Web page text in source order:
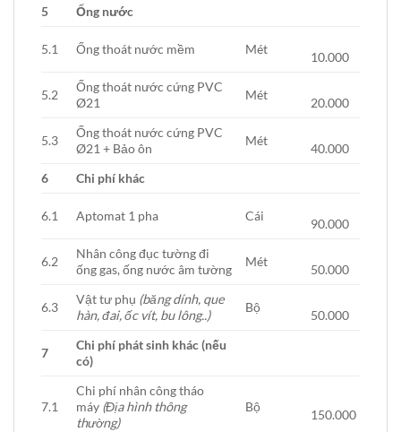
5
Ống nước
5.1 Ống thoát nước mềm Mét
10.000
5.2
Ống thoát nước cứng PVC
Ø21
Mét
20.000
5.3
Ống thoát nước cứng PVC
Ø21 + Bảo ôn
Mét
40.000
6
Chi phí khác
6.1 Aptomat 1 pha Cái
90.000
6.2
Nhân công đục tường đi
ống gas, ống nước âm tường
Mét
50.000
6.3
Vật tư phụ (băng dính, que
hàn, đai, ốc vít, bu lông..)
Bộ
50.000
7
Chi phí phát sinh khác (nếu
có)
7.1
Chi phí nhân công tháo
máy (Địa hình thông
thường)
Bộ
150.000